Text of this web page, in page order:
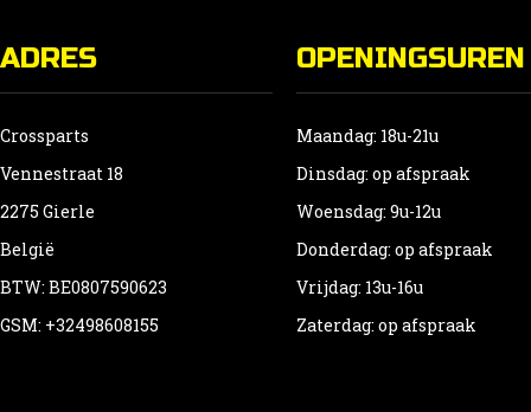
ADRES
Crossparts
Vennestraat 18
2275 Gierle
België
BTW: BE0807590623
GSM: +32498608155
OPENINGSUREN
Maandag: 18u-21u
Dinsdag: op afspraak
Woensdag: 9u-12u
Donderdag: op afspraak
Vrijdag: 13u-16u
Zaterdag: op afspraak